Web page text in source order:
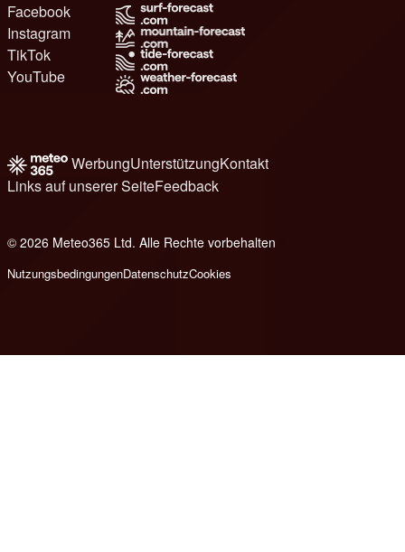
Facebook
Instagram
TikTok
YouTube
WerbungUnterstützungKontakt
Links auf unserer SeiteFeedback
© 2026 Meteo365 Ltd. Alle Rechte vorbehalten
NutzungsbedingungenDatenschutzCookies